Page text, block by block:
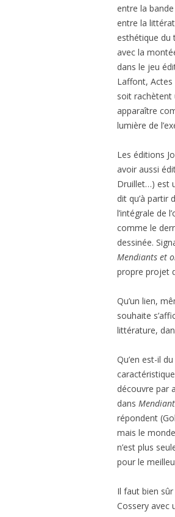
entre la
entre la
esthétique du
avec la
dans le jeu
Laffont, Actes
soit rachètent
apparaître
lumière de
Les éditions
avoir aussi
Druillet…) est
dit qu’à partir
l’intégrale de
comme le
dessinée.
Mendiants et
propre projet
Qu’un lien,
souhaite
littérature,
Qu’en est-il
découvre par
dans
répondent
mais le
n’est plus
pour le
Il faut bien
Cossery avec